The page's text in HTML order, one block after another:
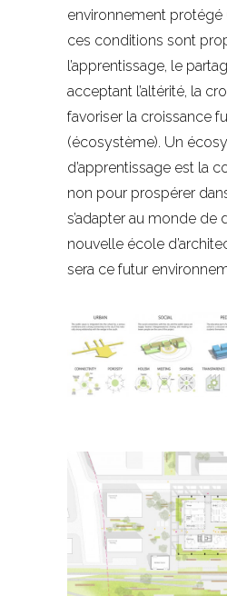
environnement protégé
ces conditions sont
l’apprentissage, le
acceptant l’altérité, la
favoriser la croissance
(écosystème). Un
d’apprentissage est la
non pour prospérer
s’adapter au monde de
nouvelle école
sera ce futur